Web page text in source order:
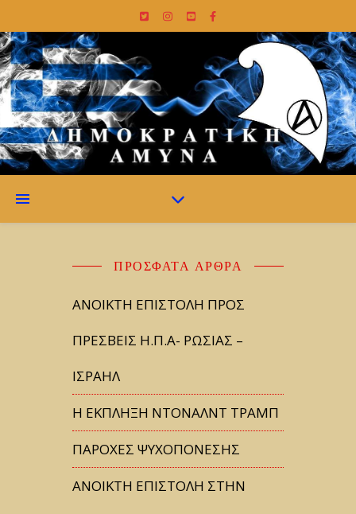
ΠΡΌΣΦΑΤΑ ΆΡΘΡΑ
ΑΝΟΙΚΤΗ ΕΠΙΣΤΟΛΗ ΠΡΟΣ
ΠΡΕΣΒΕΙΣ Η.Π.Α- ΡΩΣΙΑΣ –
ΙΣΡΑΗΛ
Η ΕΚΠΛΗΞΗ ΝΤΟΝΑΛΝΤ ΤΡΑΜΠ
ΠΑΡΟΧΕΣ ΨΥΧΟΠΟΝΕΣΗΣ
ΑΝΟΙΚΤΗ ΕΠΙΣΤΟΛΗ ΣΤΗΝ